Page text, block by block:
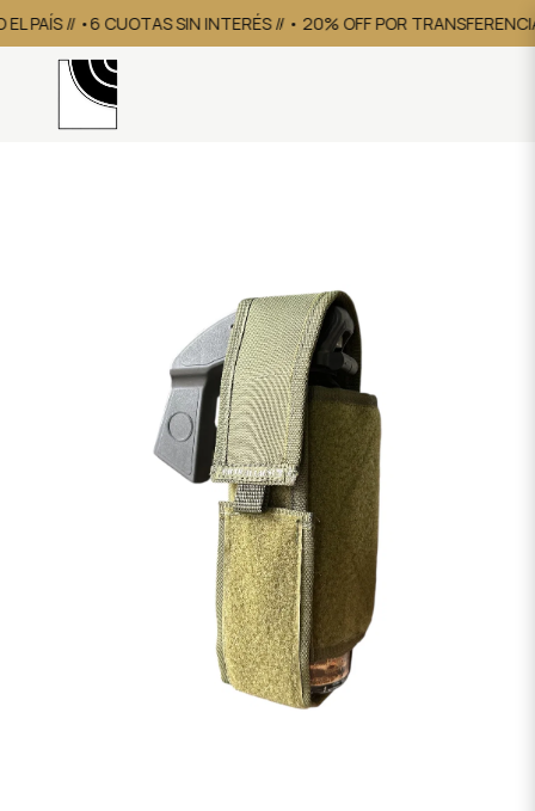
PAÍS // •6 CUOTAS SIN INTERÉS // • 20% OFF POR TRANSFERENCIA